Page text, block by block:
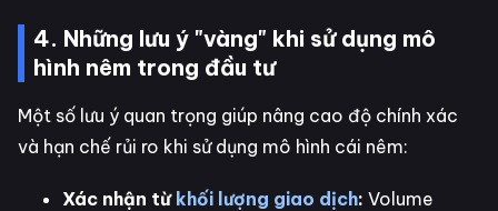
4. Những lưu ý "vàng" khi sử dụng mô
hình nêm trong đầu tư
Một số lưu ý quan trọng giúp nâng cao độ chính xác
và hạn chế rủi ro khi sử dụng mô hình cái nêm:
Xác nhận từ khối lượng giao dịch: Volume